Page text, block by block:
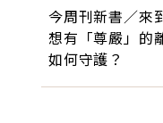
今周刊新書／來
想有「尊嚴」的
如何守護？